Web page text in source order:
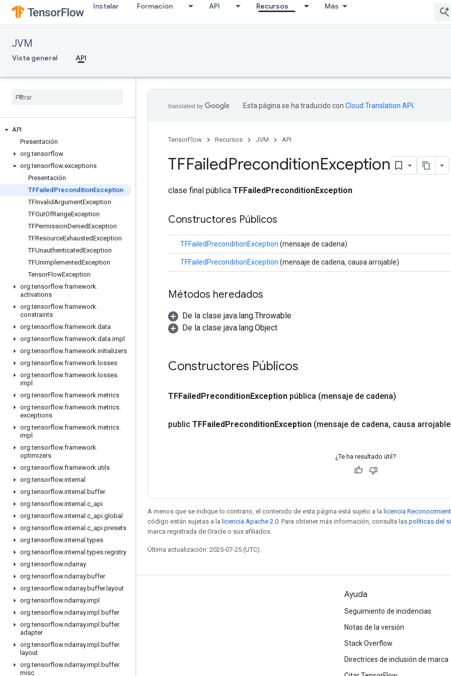
Instalar Formación API Recursos Más
JVM
Vista general API
API
Presentación
org.tensorflow
org.tensorflow.exceptions
Presentación
TFFailed PreconditionException
TFInvalidArgumentException
TFOutOfRangeException
TFPermissionDeniedException
TFResourceExhaustedException
TFUnauthenticatedException
TFUnimplementedException
TensorFlowException
org.tensorflow.framework.
activations
org.tensorflow.framework.
constraints
org.tensorflow.framework.data
org.tensorflow.framework.data.impl
org.tensorflow.framework.initializers
org.tensorflow.framework. losses
org.tensorflow.framework. losses.
impl
org.tensorflow.framework.metrics
org.tensorflow.framework.metrics.
exceptions
org.tensorflow.framework.metrics.
impl
org.tensorflow.framework.
optimizers
org.tensorflow.framework.utils
org.tensorflow.internal
org.tensorflow.internal .buffer
org.tensorflow.internal .c api
org.tensorflow.internal .c api.global
org.tensorflow.internal .c api.presets
org.tensorflow.internal .types
org.tensorflow.internal .types.registry
org.tensorflow.ndarray
org.tensorflow.ndarray.buffer
org.tensorflow.ndarray.buffer. layout
org.tensorflow.ndarray.impl
org.tensorflow.ndarray.impl .buffer
org.tensorflow.ndarray.impl .buffer.
adapter
org.tensorflow.ndarray.impl .buffer.
layout
org.tensorflow.ndarray.impl .buffer.
misc
Esta página se ha traducido con Cloud Translation API
TensorFlow Recursos JVM API
TFFailedPreconditionException
clase final pública TFFailedPreconditionException
Constructores Públicos
TFFailedPreconditionException (mensaje de cadena)
TFFailedPreconditionException (mensaje de cadena, causa arrojable)
Métodos heredados
De la clase java.lang.Throwable
De la clase java.lang.Object
Constructores Públicos
TFFailedPreconditionException pública (mensaje de cadena)
public TFFailedPreconditionException (mensaje de cadena, causa
¿Te ha resultado útil?
A menos que se indique lo contrario, el contenido de esta página está sujeto a la licencia
código están sujetas a la licencia Apache 2.0 . Para obtener más información, consulta las políticas del
marca registrada de Oracle o sus afiliados.
Última actualización: 2025-07-25 (UTC).
Seguir conectado
Blog
Foro
GitHub
Ayuda
Seguimiento de incidencias
Notas de la versión
Stack Overflow
Directrices de inclusión de marca